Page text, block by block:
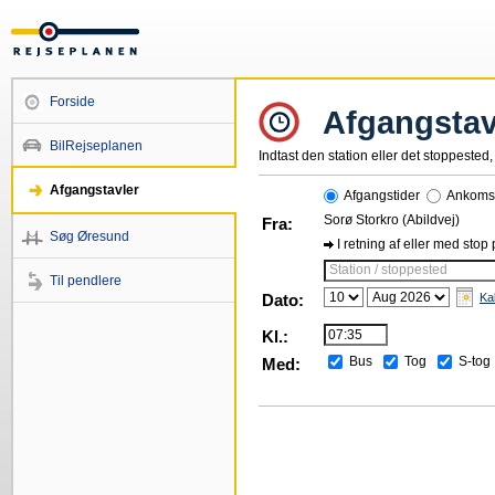
Forside
BilRejseplanen
Afgangstavler
Søg Øresund
Til pendlere
Indtast den station eller det
Afgangstider
Fra:
Sorø Storkro (Abildvej)
I retning af eller med stop
Station / stoppested
Dato:
Kl.:
Med:
Bus Tog S-tog